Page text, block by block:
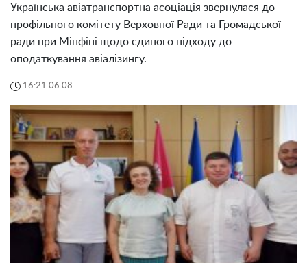
Українська авіатранспортна асоціація звернулася до
профільного комітету Верховної Ради та Громадської
ради при Мінфіні щодо єдиного підходу до
оподаткування авіалізингу.
16:21 06.08